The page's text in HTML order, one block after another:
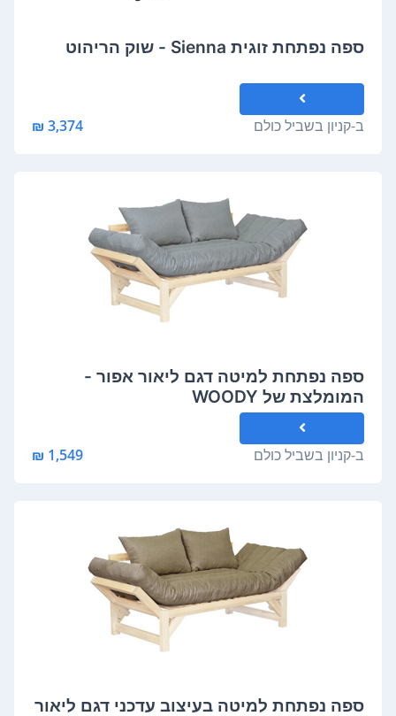
ספה נפתחת זוגית Sienna - שוק הריהוט
ב-קניון בשביל כולם 3,374 ₪
ספה נפתחת למיטה דגם ליאור אפור -
המומלצת של WOODY
ב-קניון בשביל כולם 1,549 ₪
ספה נפתחת למיטה בעיצוב עדכני דגם ליאור